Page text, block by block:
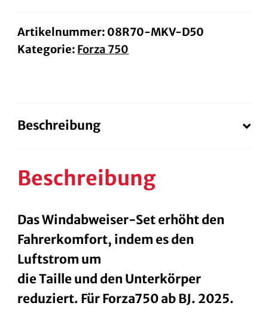
25
Menge
Artikelnummer: 08R70-MKV-D50
Kategorie: Forza 750
Beschreibung
Beschreibung
Das Windabweiser-Set erhöht den
Fahrerkomfort, indem es den
Luftstrom um
die Taille und den Unterkörper
reduziert. Für Forza750 ab BJ. 2025.